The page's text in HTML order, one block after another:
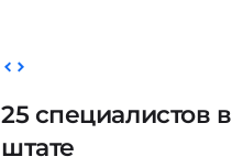
25 специалистов в
штате